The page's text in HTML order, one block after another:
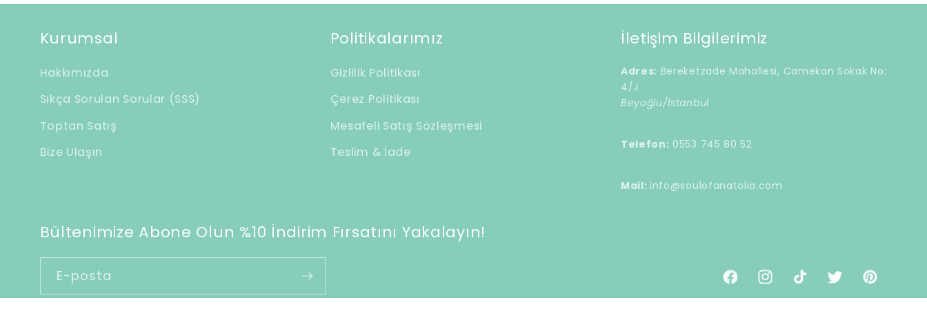
b
r
i
k
Kurumsal
Hakkımızda
Sıkça Sorulan Sorular (SSS)
Toptan Satış
Bize Ulaşın
Politikalarımız
Gizlilik Politikası
Çerez Politikası
Mesafeli Satış Sözleşmesi
Teslim & İade
İletişim Bilgilerimiz
Adres: Bereketzade Mahallesi, Camekan Sokak No:
4/J
Beyoğlu/İstanbul
Telefon: 0553 745 80 52
Mail: info@soulofanatolia.com
Bültenimize Abone Olun %10 İndirim Fırsatını Yakalayın!
E-posta
FacebookInstagram
TikTok TwitterPinterest